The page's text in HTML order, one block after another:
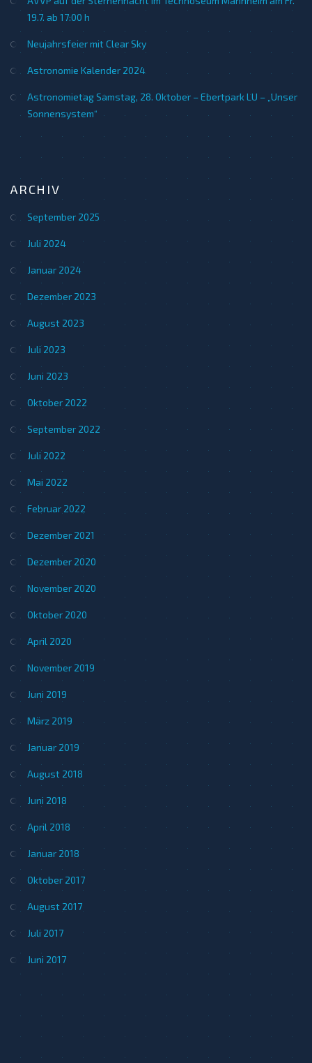
19.7. ab 17:00 h
Neujahrsfeier mit Clear Sky
Astronomie Kalender 2024
Astronomietag Samstag, 28. Oktober – Ebertpark LU – „Unser
Sonnensystem“
ARCHIV
September 2025
Juli 2024
Januar 2024
Dezember 2023
August 2023
Juli 2023
Juni 2023
Oktober 2022
September 2022
Juli 2022
Mai 2022
Februar 2022
Dezember 2021
Dezember 2020
November 2020
Oktober 2020
April 2020
November 2019
Juni 2019
März 2019
Januar 2019
August 2018
Juni 2018
April 2018
Januar 2018
Oktober 2017
August 2017
Juli 2017
Juni 2017